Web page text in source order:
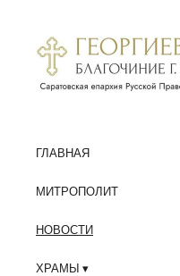
ГЛАВНАЯ
МИТРОПОЛИТ
НОВОСТИ
ХРАМЫ